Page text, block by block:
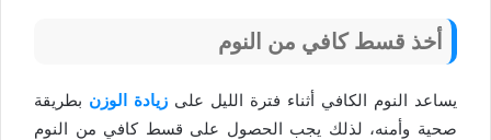
أخذ قسط كافي من النوم
يساعد النوم الكافي أثناء فترة الليل على زيادة الوزن بطريقة
صحية وأمنه، لذلك يجب الحصول على قسط كافي من النوم